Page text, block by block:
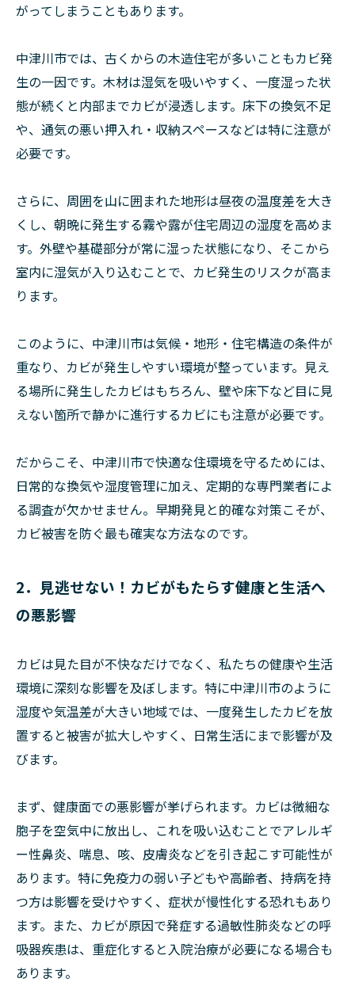
がってしまうこともあります。
中津川市では、古くからの木造住宅が多いこともカビ発
生の一因です。木材は湿気を吸いやすく、一度湿った状
態が続くと内部までカビが浸透します。床下の換気不足
や、通気の悪い押入れ・収納スペースなどは特に注意が
必要です。
さらに、周囲を山に囲まれた地形は昼夜の温度差を大き
くし、朝晩に発生する霧や露が住宅周辺の湿度を高めま
す。外壁や基礎部分が常に湿った状態になり、そこから
室内に湿気が入り込むことで、カビ発生のリスクが高ま
ります。
このように、中津川市は気候・地形・住宅構造の条件が
重なり、カビが発生しやすい環境が整っています。見え
る場所に発生したカビはもちろん、壁や床下など目に見
えない箇所で静かに進行するカビにも注意が必要です。
だからこそ、中津川市で快適な住環境を守るためには、
日常的な換気や湿度管理に加え、定期的な専門業者によ
る調査が欠かせません。早期発見と的確な対策こそが、
カビ被害を防ぐ最も確実な方法なのです。
2．見逃せない！カビがもたらす健康と生活へ
の悪影響
カビは見た目が不快なだけでなく、私たちの健康や生活
環境に深刻な影響を及ぼします。特に中津川市のように
湿度や気温差が大きい地域では、一度発生したカビを放
置すると被害が拡大しやすく、日常生活にまで影響が及
びます。
まず、健康面での悪影響が挙げられます。カビは微細な
胞子を空気中に放出し、これを吸い込むことでアレルギ
ー性鼻炎、喘息、咳、皮膚炎などを引き起こす可能性が
あります。特に免疫力の弱い子どもや高齢者、持病を持
つ方は影響を受けやすく、症状が慢性化する恐れもあり
ます。また、カビが原因で発症する過敏性肺炎などの呼
吸器疾患は、重症化すると入院治療が必要になる場合も
あります。